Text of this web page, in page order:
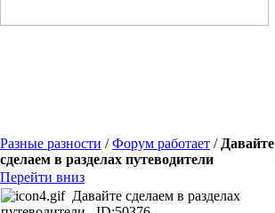
Разные разности /Форум работает / Давайте
сделаем в разделах путеводители
Перейти вниз
Давайте сделаем в разделах